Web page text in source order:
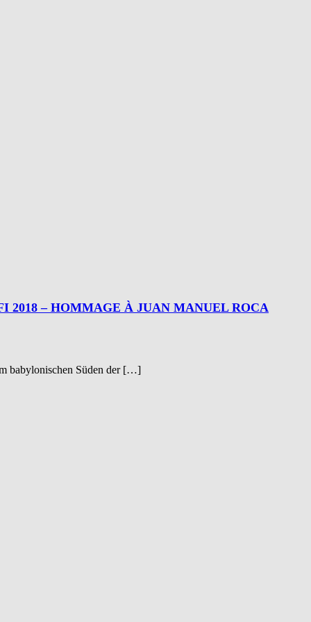
2018 – HOMMAGE À JUAN MANUEL ROCA
babylonischen Süden der […]